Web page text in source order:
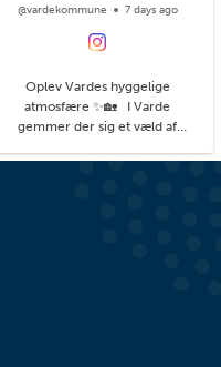
@vardekommune 7 days ago
Oplev Vardes hyggelige
atmosfære ✨🏡 I Varde
gemmer der sig et væld af
detaljer, du kan få øje på, når du